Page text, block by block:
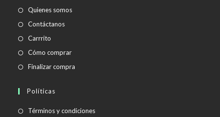
Quienes somos
Contáctanos
Carrrito
Cómo comprar
Finalizar compra
Políticas
Términos y condicionesSe